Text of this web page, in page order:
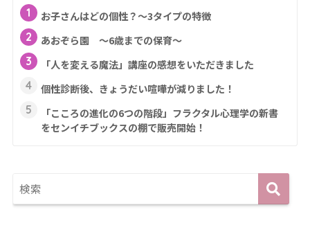
1
お子さんはどの個性？～3タイプの特徴
2
あおぞら園 ～6歳までの保育～
3
「人を変える魔法」講座の感想をいただきました
4
個性診断後、きょうだい喧嘩が減りました！
5
「こころの進化の6つの階段」フラクタル心理学の新書
をセンイチブックスの棚で販売開始！